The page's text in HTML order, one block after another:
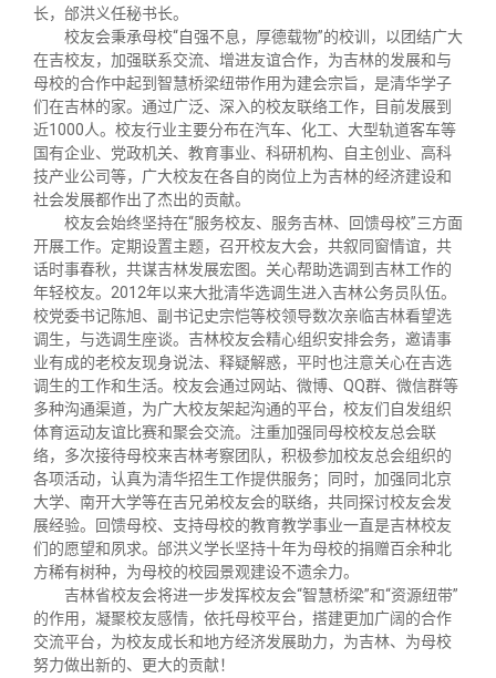
捐赠纪事
捐赠方法
义工计划
《水木清华》
我要订阅
新媒体平台
清华人物
清华故事
青春风采
校友文苑
校友讲坛
校友视界
校友服务
终身学习
信息化服务
三创大赛
实用信息
校友总会
总会简介
会长致辞
总会章程
理事会名单
制度法规
联系我们
关闭
长，邰洪义任秘书长。
校友会秉承母校“自强不息，厚德载物”的校训，以团结广大
在吉校友，加强联系交流、增进友谊合作，为吉林的发展和与
母校的合作中起到智慧桥梁纽带作用为建会宗旨，是清华学子
们在吉林的家。通过广泛、深入的校友联络工作，目前发展到
近1000人。校友行业主要分布在汽车、化工、大型轨道客车等
国有企业、党政机关、教育事业、科研机构、自主创业、高科
技产业公司等，广大校友在各自的岗位上为吉林的经济建设和
社会发展都作出了杰出的贡献。
校友会始终坚持在“服务校友、服务吉林、回馈母校”三方面
开展工作。定期设置主题，召开校友大会，共叙同窗情谊，共
话时事春秋，共谋吉林发展宏图。关心帮助选调到吉林工作的
年轻校友。2012年以来大批清华选调生进入吉林公务员队伍。
校党委书记陈旭、副书记史宗恺等校领导数次亲临吉林看望选
调生，与选调生座谈。吉林校友会精心组织安排会务，邀请事
业有成的老校友现身说法、释疑解惑，平时也注意关心在吉选
调生的工作和生活。校友会通过网站、微博、QQ群、微信群等
多种沟通渠道，为广大校友架起沟通的平台，校友们自发组织
体育运动友谊比赛和聚会交流。注重加强同母校校友总会联
络，多次接待母校来吉林考察团队，积极参加校友总会组织的
各项活动，认真为清华招生工作提供服务；同时，加强同北京
大学、南开大学等在吉兄弟校友会的联络，共同探讨校友会发
展经验。回馈母校、支持母校的教育教学事业一直是吉林校友
们的愿望和夙求。邰洪义学长坚持十年为母校的捐赠百余种北
方稀有树种，为母校的校园景观建设不遗余力。
吉林省校友会将进一步发挥校友会“智慧桥梁”和“资源纽带”
的作用，凝聚校友感情，依托母校平台，搭建更加广阔的合作
交流平台，为校友成长和地方经济发展助力，为吉林、为母校
努力做出新的、更大的贡献！